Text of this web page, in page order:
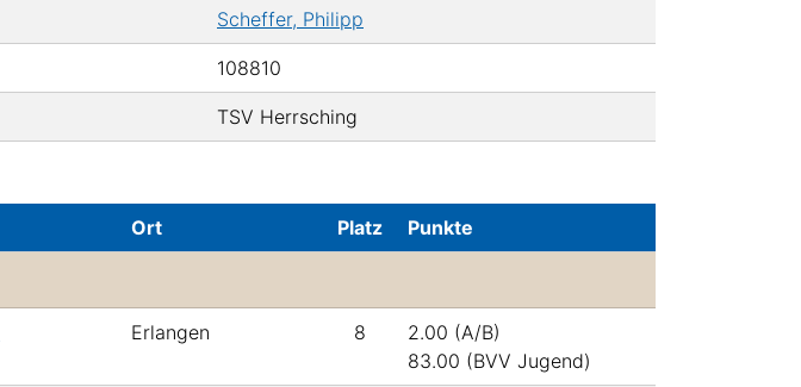
Scheffer, Philipp
108810
TSV Herrsching
Ort Platz Punkte
Erlangen 8
2.00 (A/B)
83.00 (BVV Jugend)